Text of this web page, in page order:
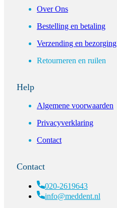
Over Ons
Bestelling en betaling
Verzending en bezorging
Retourneren en ruilen
Help
Algemene voorwaarden
Privacyverklaring
Contact
Contact
020-2619643
info@meddent.nl